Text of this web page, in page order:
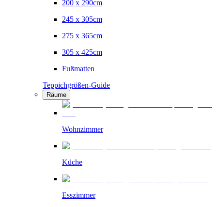
200 x 290cm
245 x 305cm
275 x 365cm
305 x 425cm
Fußmatten
Teppichgrößen-Guide
Räume
Wohnzimmer
Küche
Esszimmer